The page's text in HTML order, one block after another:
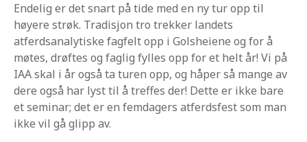
Endelig er det snart på tide med en ny tur opp til
høyere strøk. Tradisjon tro trekker landets
atferdsanalytiske fagfelt opp i Golsheiene og for å
møtes, drøftes og faglig fylles opp for et helt år! Vi på
IAA skal i år også ta turen opp, og håper så mange av
dere også har lyst til å treffes der! Dette er ikke bare
et seminar; det er en femdagers atferdsfest som man
ikke vil gå glipp av.